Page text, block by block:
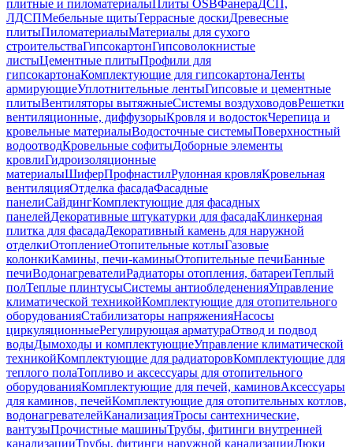
плитные и пиломатериалыПлиты OSBФанераДСП,
ЛДСПМебельные щитыТеррасные доскиДревесные
плитыПиломатериалыМатериалы для сухого
строительстваГипсокартонГипсоволокнистые
листыЦементные плитыПрофили для
гипсокартонаКомплектующие для гипсокартонаЛенты
армирующиеУплотнительные лентыГипсовые и цементные
плитыВентиляторы вытяжныеСистемы воздуховодовРешетки
вентиляционные, диффузорыКровля и водостокЧерепица и
кровельные материалыВодосточные системыПоверхностный
водоотводКровельные софитыДоборные элементы
кровлиГидроизоляционные
материалыШиферПрофнастилРулонная кровляКровельная
вентиляцияОтделка фасадаФасадные
панелиСайдингКомплектующие для фасадных
панелейДекоративные штукатурки для фасадаКлинкерная
плитка для фасадаДекоративный камень для наружной
отделкиОтоплениеОтопительные котлыГазовые
колонкиКамины, печи-каминыОтопительные печиБанные
печиВодонагревателиРадиаторы отопления, батареиТеплый
полТеплые плинтусыСистемы антиобледененияУправление
климатической техникойКомплектующие для отопительного
оборудованияСтабилизаторы напряженияНасосы
циркуляционныеРегулирующая арматураОтвод и подвод
водыДымоходы и комплектующиеУправление климатической
техникойКомплектующие для радиаторовКомплектующие для
теплого полаТопливо и аксессуары для отопительного
оборудованияКомплектующие для печей, каминовАксессуары
для каминов, печейКомплектующие для отопительных котлов,
водонагревателейКанализацияТросы сантехнические,
вантузыПрочистные машиныТрубы, фитинги внутренней
канализацииТрубы, фитинги наружной канализацииЛюки